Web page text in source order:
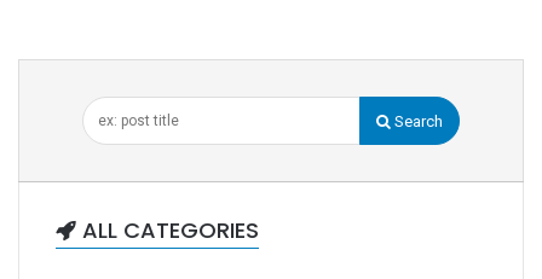
Search
ALL CATEGORIES